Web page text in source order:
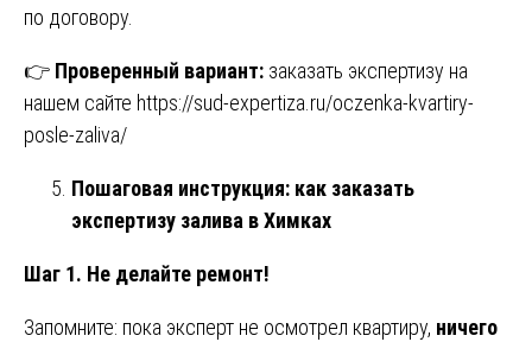
по договору.
👉 Проверенный вариант: заказать экспертизу на
нашем сайте https://sud-expertiza.ru/oczenka-kvartiry-
posle-zaliva/
Пошаговая инструкция: как заказать
экспертизу залива в Химках
Шаг 1. Не делайте ремонт!
Запомните: пока эксперт не осмотрел квартиру, ничего